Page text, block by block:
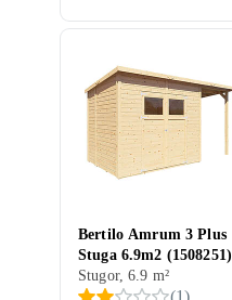
Bertilo Amrum 3 Plus
Stuga 6.9m2 (1508251)
Stugor, 6.9 m²
(1)